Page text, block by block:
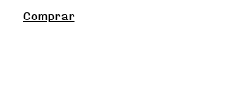
Comprar